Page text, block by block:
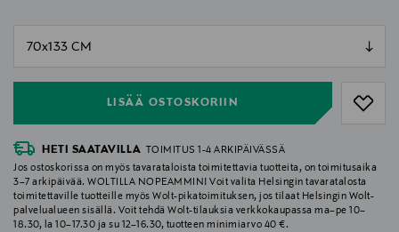
LISÄÄ OSTOSKORIIN
HETI SAATAVILLA
TOIMITUS 1-4 ARKIPÄIVÄSSÄ
Jos ostoskorissa on myös tavarataloista toimitettavia tuotteita, on toimitusaika
3–7 arkipäivää. WOLTILLA NOPEAMMIN! Voit valita Helsingin tavaratalosta
toimitettaville tuotteille myös Wolt-pikatoimituksen, jos tilaat Helsingin Wolt-
palvelualueen sisällä. Voit tehdä Wolt-tilauksia verkkokaupassa ma–pe 10–
18.30, la 10–17.30 ja su 12–16.30, tuotteen minimiarvo 40 €.